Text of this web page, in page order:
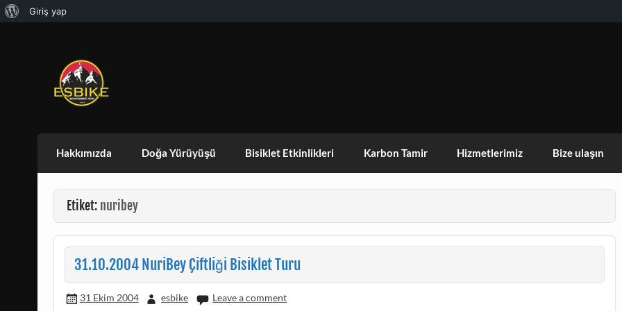
WordPress
Giriş yap
Skip
ESBIKE & ESDAG
ESKISEHIR BISIKLET TOPLULUGU VE ESKISEHIR DOGA AKTIVITELERI GRUBU
Hakkımızda Doğa Yürüyüşü Bisiklet Etkinlikleri Karbon Tamir Hizmetlerimiz Bize ulaşın
Etiket: nuribey
31.10.2004 NuriBey Çiftliği Bisiklet Turu
31 Ekim 2004 esbike Leave a comment